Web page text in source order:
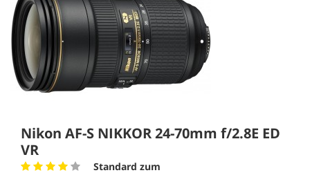
Nikon AF-S NIKKOR 24-70mm f/2.8E ED
VR
Standard zum